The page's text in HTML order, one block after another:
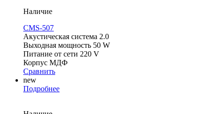
Наличие
CMS-507
Акустическая система 2.0
Выходная мощность 50 W
Питание от сети 220 V
Корпус МДФ
Сравнить
new
Подробнее